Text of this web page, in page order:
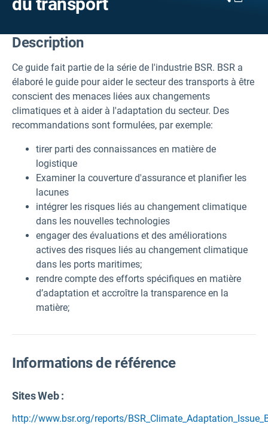
Description
Ce guide fait partie de la série de l'industrie BSR. BSR a
élaboré le guide pour aider le secteur des transports à être
conscient des menaces liées aux changements
climatiques et à aider à l'adaptation du secteur. Des
recommandations sont formulées, par exemple:
tirer parti des connaissances en matière de
logistique
Examiner la couverture d'assurance et planifier les
lacunes
intégrer les risques liés au changement climatique
dans les nouvelles technologies
engager des évaluations et des améliorations
actives des risques liés au changement climatique
dans les ports maritimes;
rendre compte des efforts spécifiques en matière
d’adaptation et accroître la transparence en la
matière;
Informations de référence
Sites Web :
http://www.bsr.org/reports/